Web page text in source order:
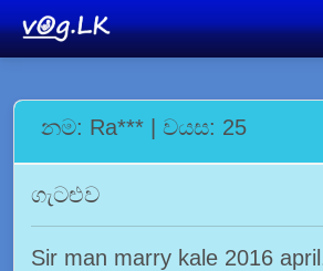
නම: Ra*** | වයස: 25
ගැටළුව
Sir man marry kale 2016